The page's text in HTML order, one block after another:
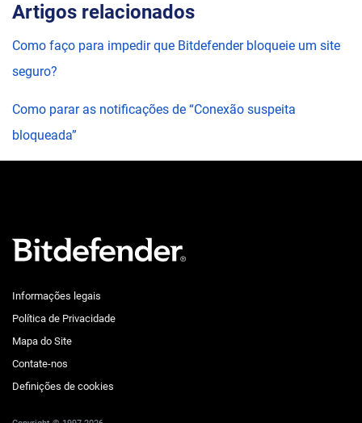
Artigos relacionados
Como faço para impedir que Bitdefender bloqueie um site
seguro?
Como parar as notificações de “Conexão suspeita
bloqueada”
Informações legais
Política de Privacidade
Mapa do Site
Contate-nos
Definições de cookies